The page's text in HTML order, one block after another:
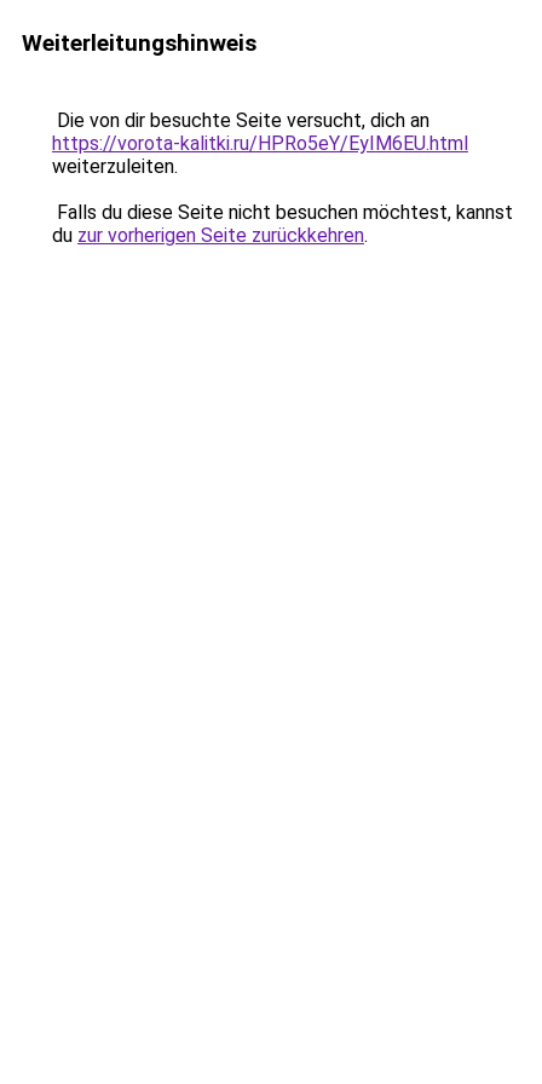
Weiterleitungshinweis
Die von dir besuchte Seite versucht, dich an
https://vorota-kalitki.ru/HPRo5eY/EyIM6EU.html
weiterzuleiten.
Falls du diese Seite nicht besuchen möchtest, kannst
du zur vorherigen Seite zurückkehren.